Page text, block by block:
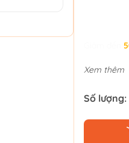
Xem thêm
Số lượng: